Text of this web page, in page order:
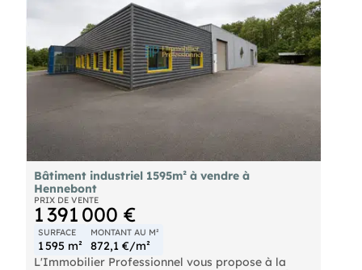
actif professionnel déjà occupé, offrant une bonne
visibilité locative, une diversification du risque et
des revenus immédiats.
Bâtiment industriel 1595m² à vendre à
Hennebont
PRIX DE VENTE
1 391 000 €
SURFACE
1 595 m²
MONTANT AU M²
872,1 €/m²
L'Immobilier Professionnel vous propose à la